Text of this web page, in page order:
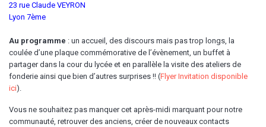
23 rue Claude VEYRON
Lyon 7ème
Au programme : un accueil, des discours mais pas trop longs, la
coulée d’une plaque commémorative de l’évènement, un buffet à
partager dans la cour du lycée et en parallèle la visite des ateliers de
fonderie ainsi que bien d’autres surprises !! (Flyer Invitation disponible
ici).
Vous ne souhaitez pas manquer cet après-midi marquant pour notre
communauté, retrouver des anciens, créer de nouveaux contacts